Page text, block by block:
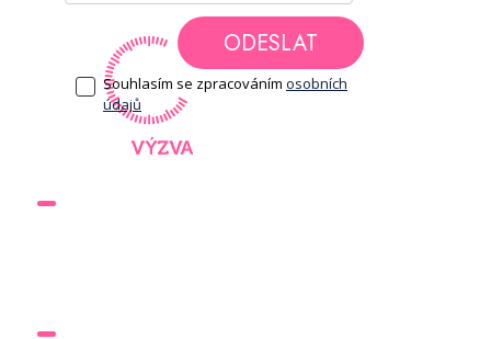
ODESLAT
Souhlasím se zpracováním osobních
údajů